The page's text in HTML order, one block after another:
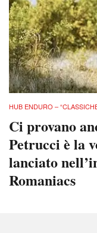
HUB ENDURO –
Ci provano
Petrucci è la
lanciato
Romaniacs